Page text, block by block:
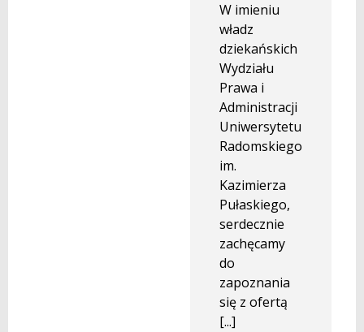
W imieniu
władz
dziekańskich
Wydziału
Prawa i
Administracji
Uniwersytetu
Radomskiego
im.
Kazimierza
Pułaskiego,
serdecznie
zachęcamy
do
zapoznania
się z ofertą
[...]